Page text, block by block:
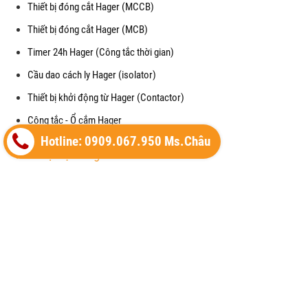
Thiết bị đóng cắt Hager (MCCB)
Thiết bị đóng cắt Hager (MCB)
Timer 24h Hager (Công tắc thời gian)
Cầu dao cách ly Hager (isolator)
Thiết bị khởi động từ Hager (Contactor)
Công tắc - Ổ cắm Hager
Thiết bị điện Hager
Hotline: 0909.067.950 Ms.Châu